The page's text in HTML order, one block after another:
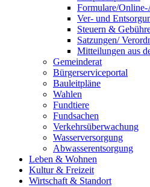
Formulare/Online-
Ver- und
Steuern &
Satzungen/
Mitteilungen aus
Gemeinderat
Bürgerserviceportal
Bauleitpläne
Wahlen
Fundtiere
Fundsachen
Verkehrsüberwachung
Wasserversorgung
Abwasserentsorgung
Leben & Wohnen
Kultur & Freizeit
Wirtschaft & Standort